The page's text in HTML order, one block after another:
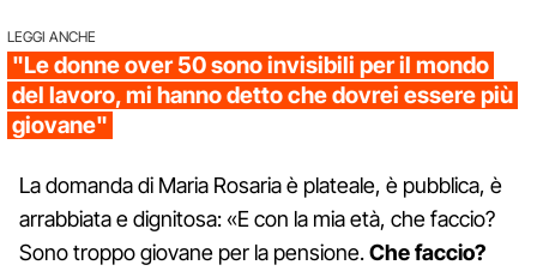
LEGGI ANCHE
"Le donne over 50 sono invisibili per il mondo
del lavoro, mi hanno detto che dovrei essere più
giovane"
La domanda di Maria Rosaria è plateale, è pubblica, è
arrabbiata e dignitosa: «E con la mia età, che faccio?
Sono troppo giovane per la pensione.Che faccio?